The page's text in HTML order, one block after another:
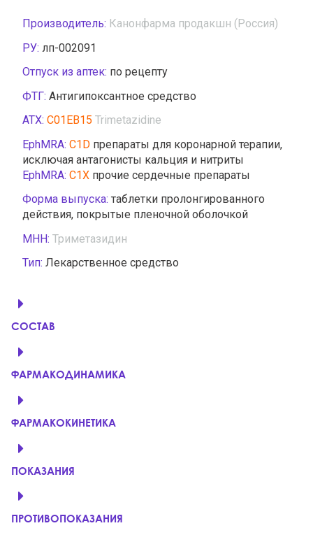
Производитель: Канонфарма продакшн (Россия)
РУ: лп-002091
Отпуск из аптек: по рецепту
ФТГ: Антигипоксантное средство
АТХ: C01EB15 Trimetazidine
EphMRA: C1D препараты для коронарной терапии,
исключая антагонисты кальция и нитриты
EphMRA: C1X прочие сердечные препараты
Форма выпуска: таблетки пролонгированного
действия, покрытые пленочной оболочкой
МНН: Триметазидин
Тип: Лекарственное средство
СОСТАВ
ФАРМАКОДИНАМИКА
ФАРМАКОКИНЕТИКА
ПОКАЗАНИЯ
ПРОТИВОПОКАЗАНИЯ